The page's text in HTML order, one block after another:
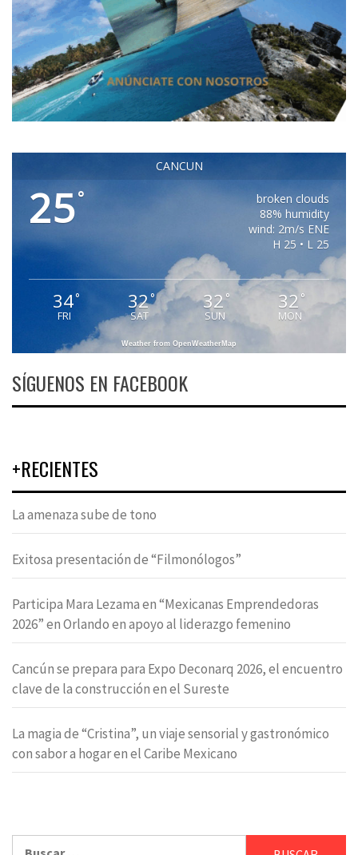
CANCUN
25°
broken clouds
88% humidity
wind: 2m/s ENE
H 25 • L 25
34°
FRI
32°
SAT
32 °
SUN
32 °
MON
Weather from OpenWeatherMap
SÍGUENOS EN FACEBOOK
+RECIENTES
La amenaza sube de tono
Exitosa presentación de “Filmonólogos”
Participa Mara Lezama en “Mexicanas Emprendedoras
2026” en Orlando en apoyo al liderazgo femenino
Cancún se prepara para Expo Deconarq 2026, el encuentro
clave de la construcción en el Sureste
La magia de “Cristina”, un viaje sensorial y gastronómico
con sabor a hogar en el Caribe Mexicano